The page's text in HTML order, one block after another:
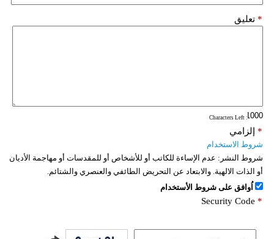
تعليق *
: Characters Left
إلزامي *
شروط الاستخدام
شروط النشر: عدم الإساءة للكاتب أو للأشخاص أو للمقدسات أو مهاجمة الأديان
أو الذات الالهية. والابتعاد عن التحريض الطائفي والعنصري والشتائم.
اُوافق على شروط الأستخدام
Security Code *